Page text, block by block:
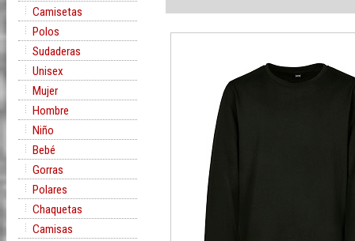
Camisetas
Polos
Sudaderas
Unisex
Mujer
Hombre
Niño
Bebé
Gorras
Polares
Chaquetas
Camisas